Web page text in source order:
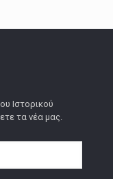
Ιστορικού
τα νέα μας.